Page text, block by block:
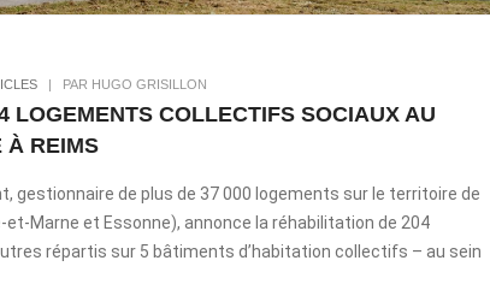
| PAR HUGO GRISILLON
LOGEMENTS COLLECTIFS SOCIAUX AU
À REIMS
gestionnaire de plus de 37 000 logements sur le territoire de
et-Marne et Essonne), annonce la réhabilitation de 204
répartis sur 5 bâtiments d’habitation collectifs – au sein